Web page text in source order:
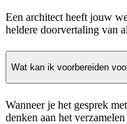
Een architect heeft jouw
heldere doorvertaling van
Wat kan ik voorbereiden
Wanneer je het gesprek
denken aan het